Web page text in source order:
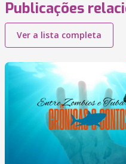
Publicações
Ver a lista completa